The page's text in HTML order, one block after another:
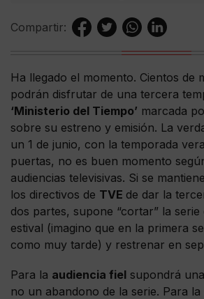
Compartir:
Ha llegado el momento. Cientos de
podrán disfrutar de una tercera
‘Ministerio del Tiempo’ marcada
sobre su estreno y emisión. La
un 1 de junio, con la temporada
puertas, no es buen momento
audiencias televisivas. Si se
los directivos de TVE de dar la
dos partes, supone “cortar” la serie
estival (imagino que en la primera
como muy tarde) y restrenar en
Para la audiencia fiel supondrá
no un abandono de la serie. Para la